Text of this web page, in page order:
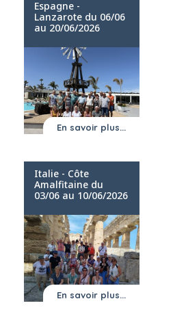
Espagne -
Lanzarote du 06/06
au 20/06/2026
En savoir plus...
Italie - Côte
Amalfitaine du
03/06 au 10/06/2026
En savoir plus...